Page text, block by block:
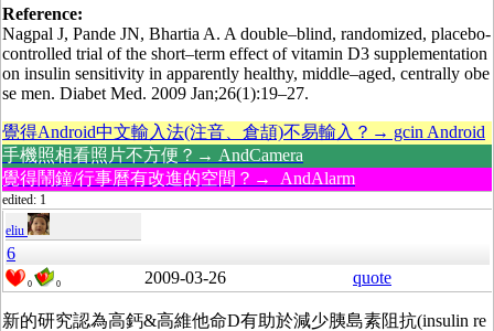
Reference:
Nagpal J, Pande JN, Bhartia A. A double–blind, randomized, placebo-
controlled trial of the short–term effect of vitamin D3 supplementation
on insulin sensitivity in apparently healthy, middle–aged, centrally obe
se men. Diabet Med. 2009 Jan;26(1):19–27.
覺得Android中文輸入法(注音、倉頡)不易輸入？→ gcin Android
手機照相看照片不方便？→ AndCamera
覺得鬧鐘/行事曆有改進的空間？→ AndAlarm
edited: 1
eliu
6
0 0 2009-03-26 quote
新的研究認為高鈣&高維他命D有助於減少胰島素阻抗(insulin re